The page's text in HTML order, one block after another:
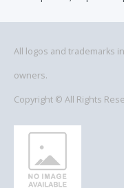
All logos and trademarks
owners.
Copyright © All Rights